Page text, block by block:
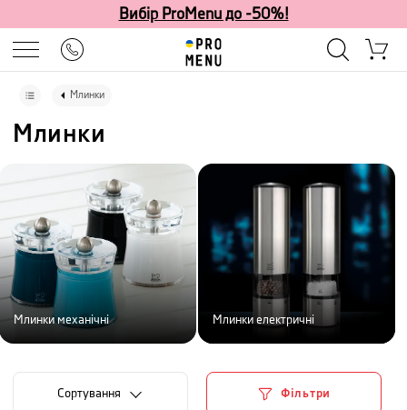
Вибір ProMenu до -50%!
Млинки
Млинки
Млинки механічні Млинки електричні
Сортування Фільтри